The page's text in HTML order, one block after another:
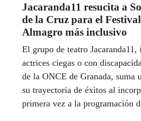
Jacaranda11 resucita a
de la Cruz para el
Almagro más inclusivo
El grupo de teatro Jacaranda11,
actrices ciegas o con
de la ONCE de Granada, suma
su trayectoria de éxitos al
primera vez a la programación